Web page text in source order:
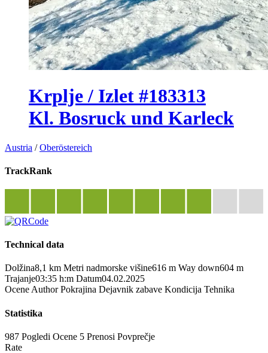
Krplje / Izlet #183313
Kl. Bosruck und Karleck
Austria /Oberöstereich
TrackRank
Technical data
Dolžina8,1 km Metri nadmorske višine616 m Way down604 m
Trajanje03:35 h:m Datum04.02.2025
Ocene Author Pokrajina Dejavnik zabave Kondicija Tehnika
Statistika
987 Pogledi Ocene 5 Prenosi Povprečje
Rate